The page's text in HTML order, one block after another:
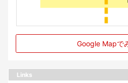
Google Mapで
Links